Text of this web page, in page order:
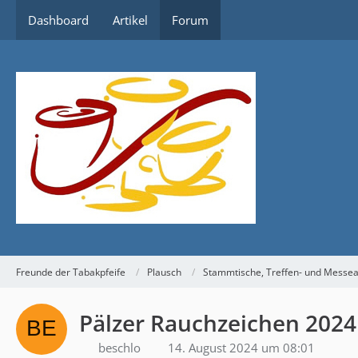
Dashboard Artikel Forum
Freunde der Tabakpfeife Plausch Stammtische, Treffen- und
Pälzer Rauchzeichen
beschlo 14. August 2024 um 08:01